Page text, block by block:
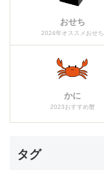
おせち
2024年オススメおせち
かに
2023おすすめ蟹
タグ